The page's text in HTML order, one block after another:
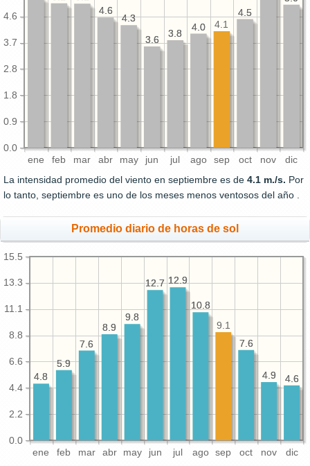
ene feb mar abr may jun jul ago sep oct nov dic
0.0
0.9
1.8
2.8
3.7
4.6
4.5
4.0
3.8
3.6
4.3
4.6
4.5
4.1
4.0
3.8
3.6
4.3
4.6
La intensidad promedio del viento en septiembre es de 4.1 m./s. Por
lo tanto, septiembre es uno de los meses menos ventosos del año .
Promedio diario de horas de sol
ene feb mar abr may jun jul ago sep oct nov dic
0.0
2.2
4.4
6.6
8.8
11.1
13.3
15.5
4.6
4.9
7.6
10.8
12.9
12.7
9.8
8.9
7.6
5.9
4.8
4.6
4.9
7.6
9.1
10.8
12.9
12.7
9.8
8.9
7.6
5.9
4.8